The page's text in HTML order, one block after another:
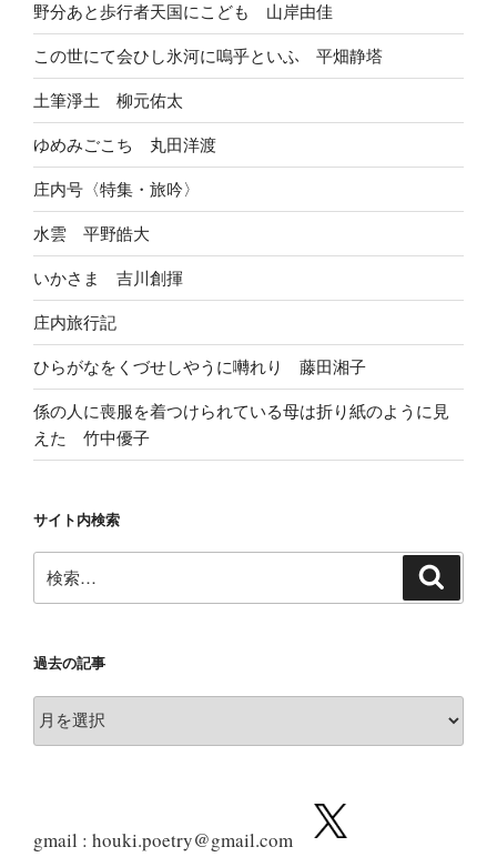
野分あと歩行者天国にこども 山岸由佳
この世にて会ひし氷河に嗚乎といふ 平畑静塔
土筆淨土 柳元佑太
ゆめみごこち 丸田洋渡
庄内号〈特集・旅吟〉
水雲 平野皓大
いかさま 吉川創揮
庄内旅行記
ひらがなをくづせしやうに囀れり 藤田湘子
係の人に喪服を着つけられている母は折り紙のように見
えた 竹中優子
サイト内検索
索:
過去の記事
去
gmail : houki.poetry@gmail.com